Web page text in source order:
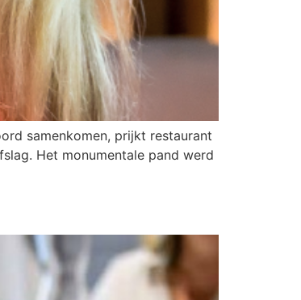
samenkomen, prijkt restaurant
Het monumentale pand werd